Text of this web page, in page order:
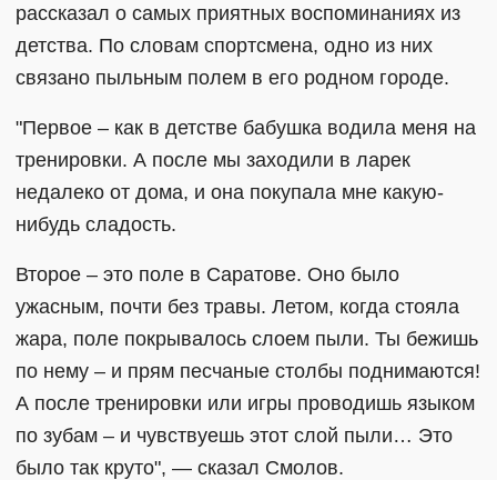
рассказал о самых приятных воспоминаниях из
детства. По словам спортсмена, одно из них
связано пыльным полем в его родном городе.
"Первое – как в детстве бабушка водила меня на
тренировки. А после мы заходили в ларек
недалеко от дома, и она покупала мне какую-
нибудь сладость.
Второе – это поле в Саратове. Оно было
ужасным, почти без травы. Летом, когда стояла
жара, поле покрывалось слоем пыли. Ты бежишь
по нему – и прям песчаные столбы поднимаются!
А после тренировки или игры проводишь языком
по зубам – и чувствуешь этот слой пыли… Это
было так круто", — сказал Смолов.